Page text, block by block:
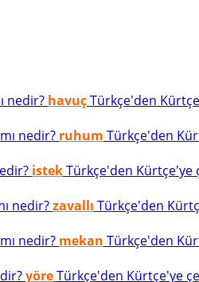
nedir? havuçTürkçe'den
nedir? ruhum Türkçe'den
istekTürkçe'den Kürtçe'ye
nedir?zavallı Türkçe'den
nedir? mekan Türkçe'den
yöreTürkçe'den Kürtçe'ye